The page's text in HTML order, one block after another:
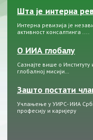
Шта је интерна
Интерна ревизија је
активност консалтинга ....
О ИИА глобалу
Сазнајте више о
глобалној мисији…
Зашто постати
Учлањење у УИРС- ИИА
професију и каријеру